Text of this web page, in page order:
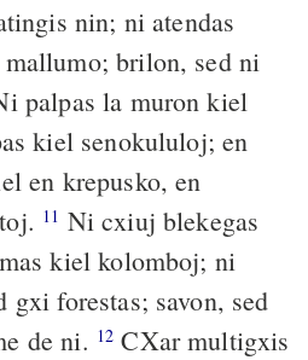
nin; ni atendas
brilon, sed ni
palpas la muron kiel
kiel senokululoj; en
en krepusko, en
11 Ni cxiuj blekegas
kiel kolomboj; ni
gxi forestas; savon, sed
de ni. 12 CXar multigxis